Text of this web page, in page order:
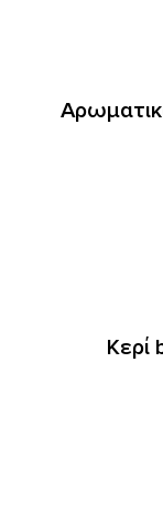
Κερί